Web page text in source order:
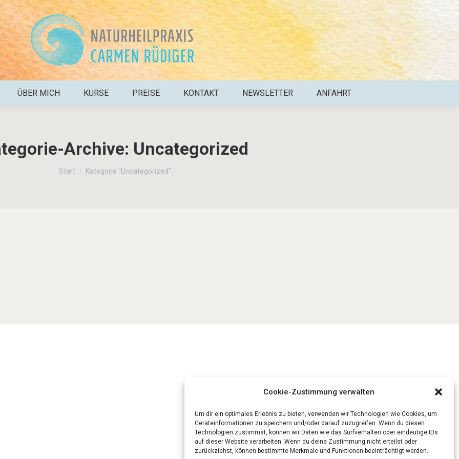
Cookie-Zustimmung verwalten
Um dir ein optimales Erlebnis zu bieten, verwenden wir Technologien wie Cookies, um
Geräteinformationen zu speichern und/oder darauf zuzugreifen. Wenn du diesen
Technologien zustimmst, können wir Daten wie das Surfverhalten oder eindeutige IDs
auf dieser Website verarbeiten. Wenn du deine Zustimmung nicht erteilst oder
zurückziehst, können bestimmte Merkmale und Funktionen beeinträchtigt werden.
ÜBER MICH KURSE PREISE KONTAKT NEWSLETTER ANFAHRT
Archive: Uncategorized
Sie befinden sich hier:
Start Kategorie "Uncategorized"